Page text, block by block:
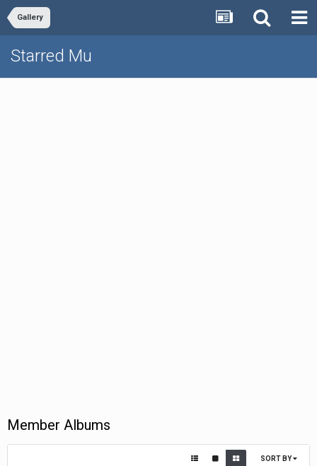
Gallery
Starred Mu
Member Albums
SORT BY